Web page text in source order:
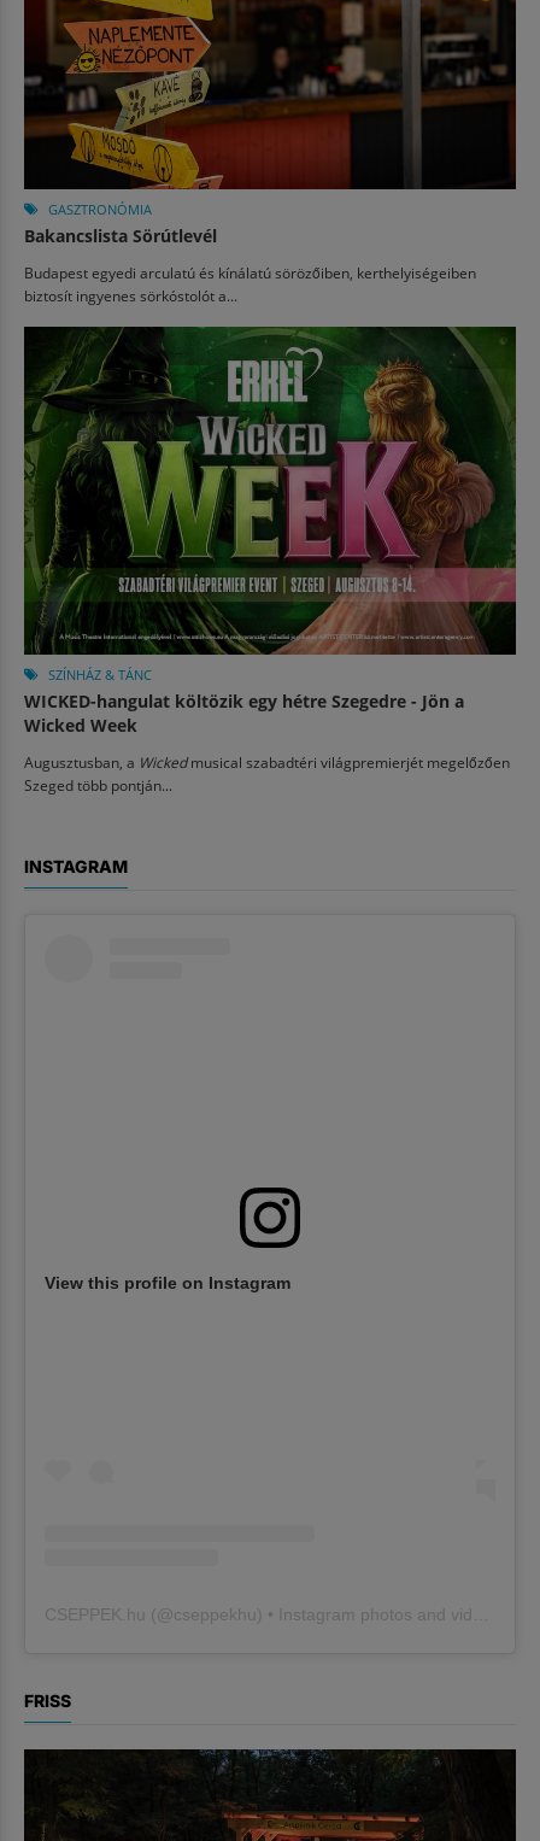
GASZTRONÓMIA
Bakancslista Sörútlevél
Budapest egyedi arculatú és kínálatú sörözőiben, kerthelyiségeiben
biztosít ingyenes sörkóstolót a...
SZÍNHÁZ & TÁNC
WICKED-hangulat költözik egy hétre Szegedre - Jön a
Wicked Week
Augusztusban, a Wickedmusical szabadtéri világpremierjét megelőzően
Szeged több pontján...
INSTAGRAM
View this profile on Instagram
CSEPPEK.hu (@cseppekhu ) • Instagram photos and videos
FRISS